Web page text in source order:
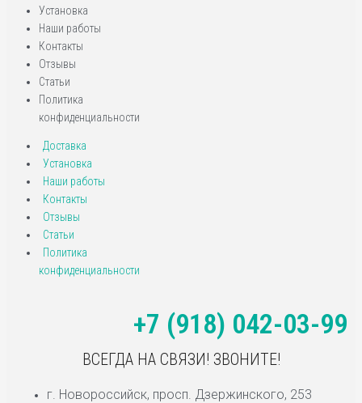
Установка
Наши работы
Контакты
Отзывы
Статьи
Политика
конфиденциальности
Доставка
Установка
Наши работы
Контакты
Отзывы
Статьи
Политика
конфиденциальности
+7 (918) 042-03-99
ВСЕГДА НА СВЯЗИ! ЗВОНИТЕ!
г. Новороссийск, просп. Дзержинского, 253